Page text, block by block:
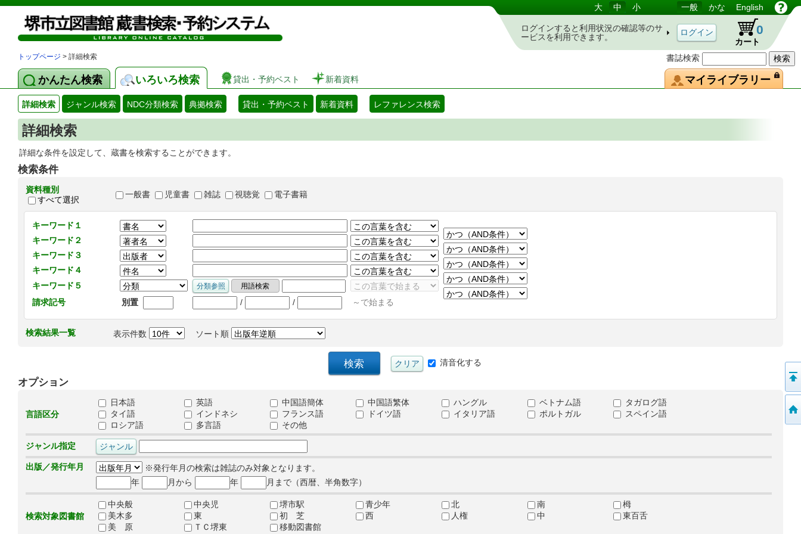
図書館 蔵書検索・予約システム
書誌検索
大 中 小 一般 かな English
ログインすると利用状況の確認等のサ
ービスを利用できます。
カート
0
トップページ > 詳細検索
かんたん検索 いろいろ検索 貸出・予約ベスト 新着資料 マイライブラリー
詳細検索 ジャンル検索 NDC分類検索 典拠検索 貸出・予約ベスト 新着資料 レファレンス検索
詳細検索
詳細な条件を設定して、蔵書を検索することができます。
検索条件
資料種別
すべて選択
一般書 児童書 雑誌 視聴覚 電子書籍
キーワード１
キーワード２
キーワード３
キーワード４
キーワード５
請求記号
別置 / / ～で始まる
検索結果一覧 表示件数 ソート順
清音化する
オプション
言語区分
日本語 英語 中国語簡体 中国語繁体 ハングル ベトナム語
タガログ語
タイ語
インドネシ フランス語 ドイツ語 イタリア語 ポルトガル
スペイン語
ロシア語
多言語 その他
ジャンル指定
出版／発行年月
※発行年月の検索は雑誌のみ対象となります。
年
月から 年 月まで（西暦、半角数字）
検索対象図書館
中央般 中央児 堺市駅 青少年 北 南
栂
美木多
東 初 芝 西 人権 中
東百舌
美 原
ＴＣ堺東 移動図書館